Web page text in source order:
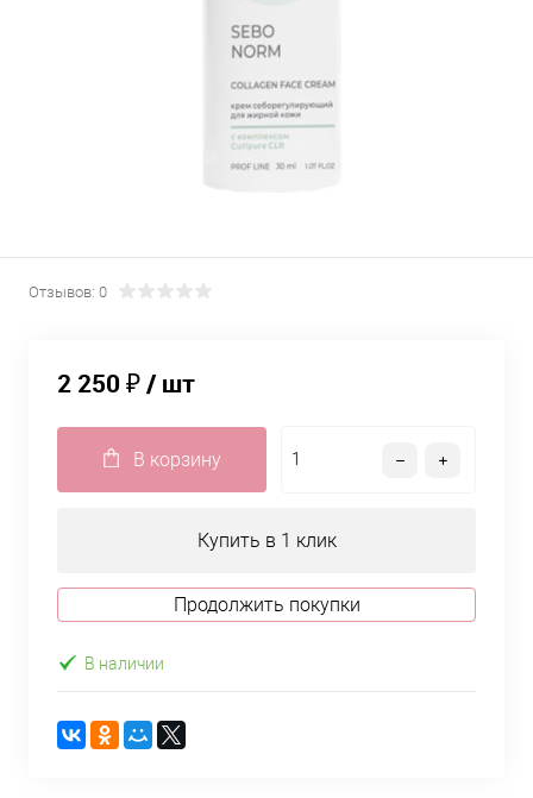
Отзывов: 0
2 250 ₽/ шт
В корзину
Купить в 1 клик
Продолжить покупки
В наличии